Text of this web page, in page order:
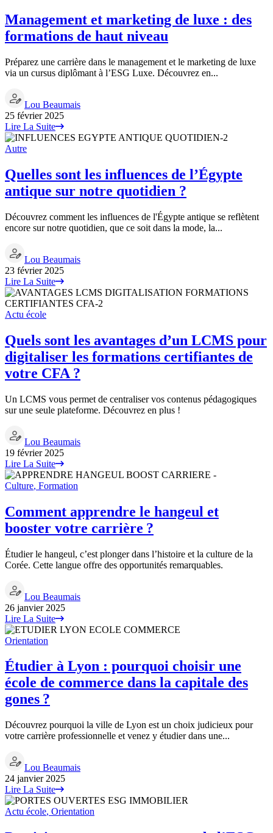
Management et marketing de luxe : des
formations de haut niveau
Préparez une carrière dans le management et le marketing de luxe
via un cursus diplômant à l’ESG Luxe. Découvrez en...
Lou Beaumais
25 février 2025
Lire La Suite
Autre
Quelles sont les influences de l’Égypte
antique sur notre quotidien ?
Découvrez comment les influences de l'Égypte antique se reflètent
encore sur notre quotidien, que ce soit dans la mode, la...
Lou Beaumais
23 février 2025
Lire La Suite
Actu école
Quels sont les avantages d’un LCMS pour
digitaliser les formations certifiantes de
votre CFA ?
Un LCMS vous permet de centraliser vos contenus pédagogiques
sur une seule plateforme. Découvrez en plus !
Lou Beaumais
19 février 2025
Lire La Suite
Culture, Formation
Comment apprendre le hangeul et
booster votre carrière ?
Étudier le hangeul, c’est plonger dans l’histoire et la culture de la
Corée. Cette langue offre des opportunités remarquables.
Lou Beaumais
26 janvier 2025
Lire La Suite
Orientation
Étudier à Lyon : pourquoi choisir une
école de commerce dans la capitale des
gones ?
Découvrez pourquoi la ville de Lyon est un choix judicieux pour
votre carrière professionnelle et venez y étudier dans une...
Lou Beaumais
24 janvier 2025
Lire La Suite
Actu école, Orientation